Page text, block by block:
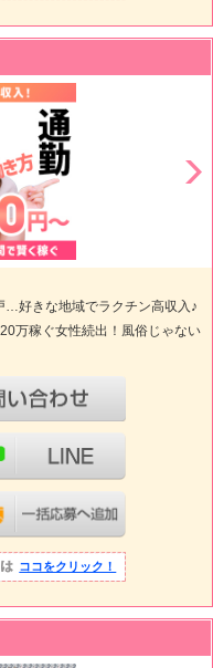
…好きな地域でラクチン高収入♪
万稼ぐ女性続出！風俗じゃない
ココをクリック！